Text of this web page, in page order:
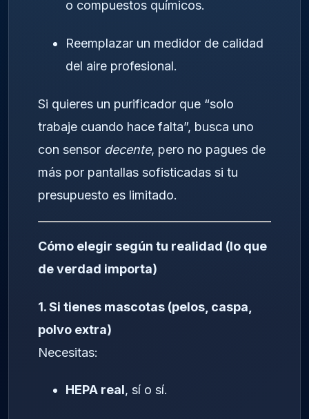
o compuestos químicos.
Reemplazar un medidor de calidad
del aire profesional.
Si quieres un purificador que “solo
trabaje cuando hace falta”, busca uno
con sensor decente, pero no pagues de
más por pantallas sofisticadas si tu
presupuesto es limitado.
Cómo elegir según tu realidad (lo que
de verdad importa)
1. Si tienes mascotas (pelos, caspa,
polvo extra)
Necesitas:
HEPA real, sí o sí.